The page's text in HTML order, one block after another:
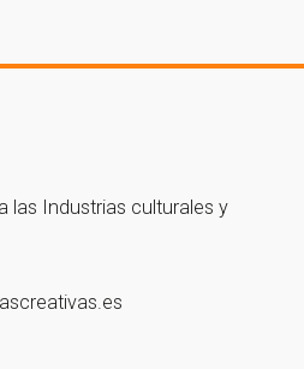
a nuestra newsletter!
las Industrias culturales y